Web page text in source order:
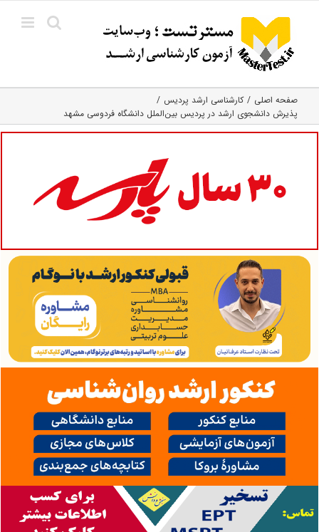
content
صفحه اصلی
کارشناسی ارشد پردیس
پذیرش دانشجوی ارشد در پردیس بین‌الملل دانشگاه فردوسی مشهد